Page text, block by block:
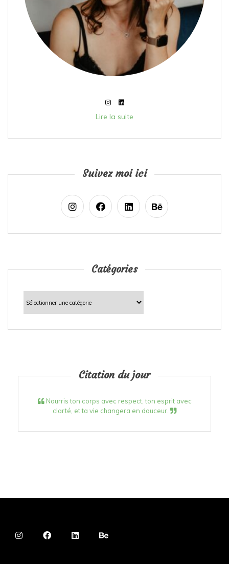
Lire la suite
Suivez moi ici
Catégories
Catégories
Citation du jour
Nourris ton corps avec respect, ton esprit avec
clarté, et ta vie changera en douceur.